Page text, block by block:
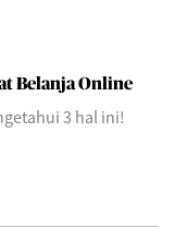
Belanja Online
3 hal ini!